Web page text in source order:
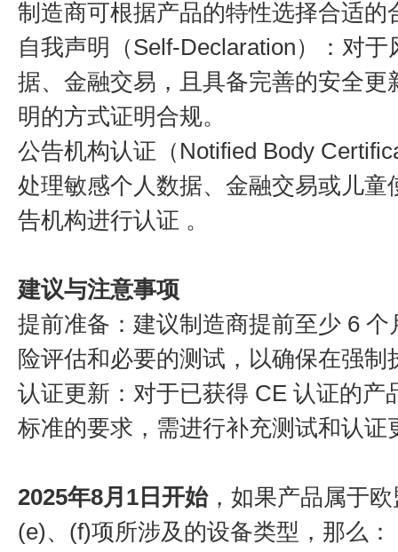
制造商可根据产品的特性选择合适的
自我声明（Self-Declaration）：​对
据、金融交易，且具备完善的安全
明的方式证明合规。
公告机构认证（Notified Body
处理敏感个人数据、金融交易或儿
告机构进行认证 。​
建议与注意事项
提前准备：​建议制造商提前至少 6
险评估和必要的测试，以确保在强
认证更新：​对于已获得 CE 认证的
标准的要求，需进行补充测试和认
2025年8月1日开始，如果产品属于
(e)、(f)项所涉及的设备类型，那么：